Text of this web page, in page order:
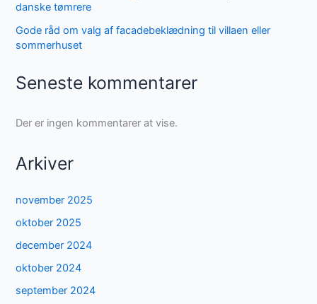
danske tømrere
Gode råd om valg af facadebeklædning til villaen eller
sommerhuset
Seneste kommentarer
Der er ingen kommentarer at vise.
Arkiver
november 2025
oktober 2025
december 2024
oktober 2024
september 2024